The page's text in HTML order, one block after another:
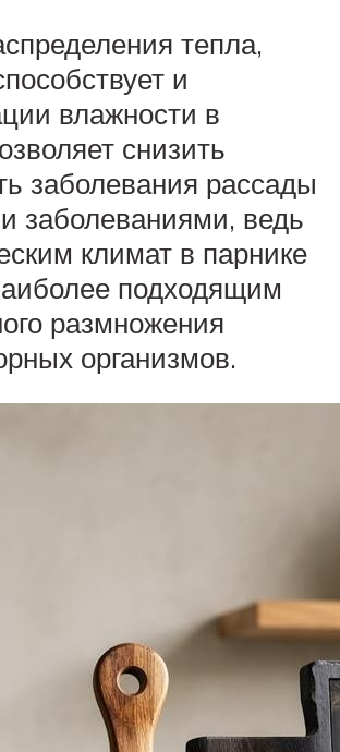
тепла,
и
влажности в
снизить
заболевания рассады
заболеваниями, ведь
климат в парнике
подходящим
размножения
организмов.